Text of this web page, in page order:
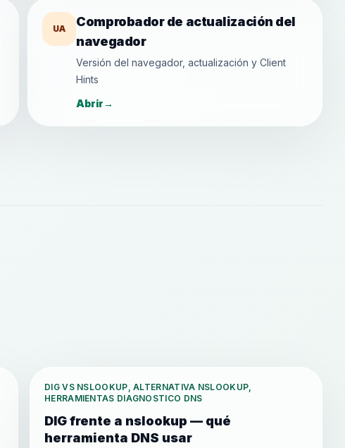
UA
Comprobador de actualización del
navegador
Versión del navegador, actualización y Client
Hints
Abrir→
DIG VS NSLOOKUP, ALTERNATIVA NSLOOKUP,
HERRAMIENTAS DIAGNOSTICO DNS
DIG frente a nslookup — qué
herramienta DNS usar